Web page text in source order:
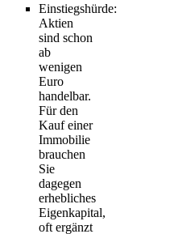
Einstiegshürde:
Aktien
sind schon
ab
wenigen
Euro
handelbar.
Für den
Kauf einer
Immobilie
brauchen
Sie
dagegen
erhebliches
Eigenkapital,
oft ergänzt